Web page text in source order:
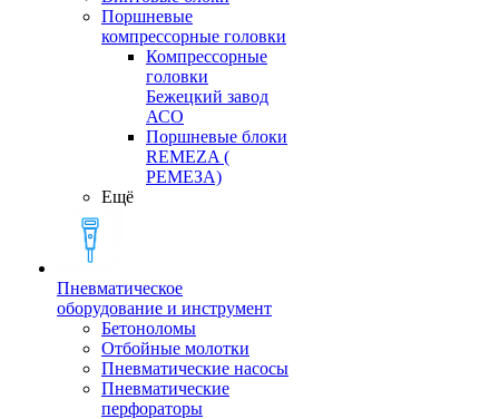
Поршневые
компрессорные головки
Компрессорные
головки
Бежецкий завод
АСО
Поршневые блоки
REMEZA (
РЕМЕЗА)
Ещё
Пневматическое
оборудование и инструмент
Бетоноломы
Отбойные молотки
Пневматические насосы
Пневматические
перфораторы